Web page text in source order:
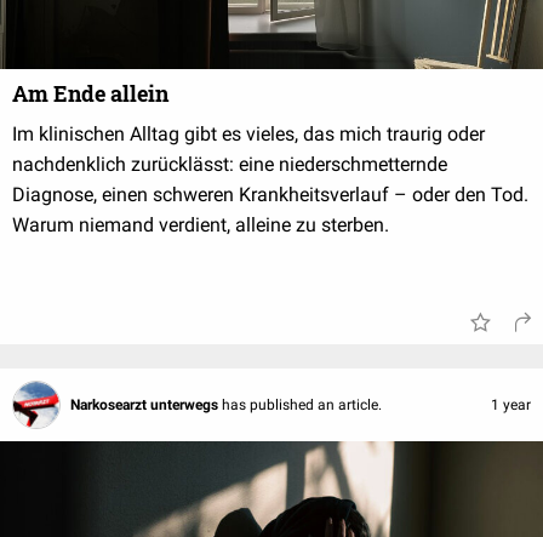
Am Ende allein
Im klinischen Alltag gibt es vieles, das mich traurig oder
nachdenklich zurücklässt: eine niederschmetternde
Diagnose, einen schweren Krankheitsverlauf – oder den Tod.
Warum niemand verdient, alleine zu sterben.
Narkosearzt unterwegs has published an article. 1 year